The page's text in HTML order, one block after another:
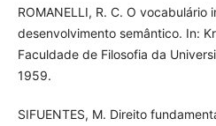
ROMANELLI, R. C. O vocabulário
desenvolvimento semântico. In:
Faculdade de Filosofia da
1959.
SIFUENTES, M. Direito